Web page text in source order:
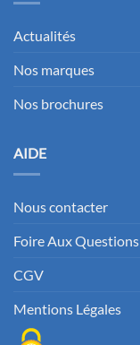
Actualités
Nos marques
Nos brochures
AIDE
Nous contacter
Foire Aux Questions
CGV
Mentions Légales